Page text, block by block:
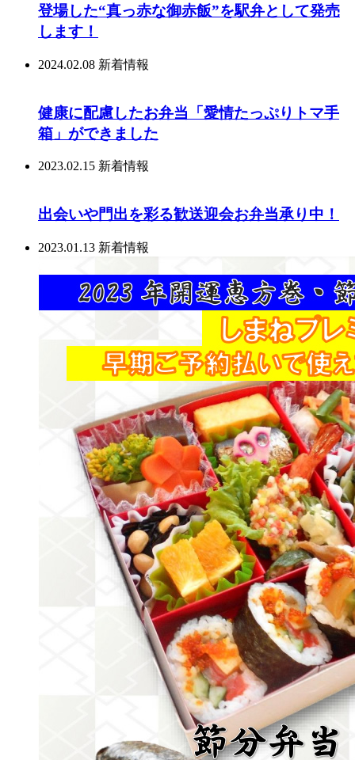
登場した“真っ赤な御赤飯”を駅弁として発売
します！
2024.02.08 新着情報
健康に配慮したお弁当「愛情たっぷりトマ手
箱」ができました
2023.02.15 新着情報
出会いや門出を彩る歓送迎会お弁当承り中！
2023.01.13 新着情報